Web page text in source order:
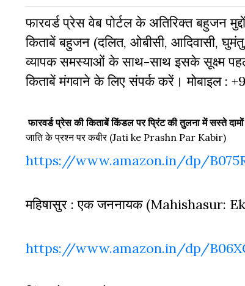
फारवर्ड प्रेस वेब पोर्टल के अतिरिक्‍त बहुजन
किताबें बहुजन (दलित, ओबीसी, आदिवासी,
व्‍यापक समस्‍याओं के साथ-साथ इसके सूक्ष्म
किताबें मंगवाने के लिए संपर्क करें। मोबाइल :
फारवर्ड प्रेस की किताबें किंडल पर प्रिंट की तुलना में सस्ते
जाति के प्रश्न पर कबीर (Jati ke Prashn Par Kabir)
https://www.amazon.in/dp/
महिषासुर : एक जननायक (Mahishasur:
https://www.amazon.in/dp/